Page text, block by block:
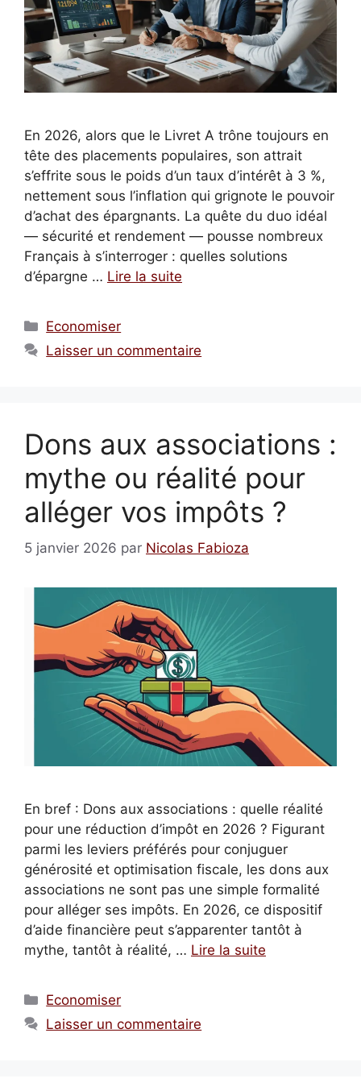
En 2026, alors que le Livret A trône toujours en
tête des placements populaires, son attrait
s’effrite sous le poids d’un taux d’intérêt à 3 %,
nettement sous l’inflation qui grignote le pouvoir
d’achat des épargnants. La quête du duo idéal
— sécurité et rendement — pousse nombreux
Français à s’interroger : quelles solutions
d’épargne … Lire la suite
Catégories
Economiser
Laisser un commentaire
Dons aux associations :
mythe ou réalité pour
alléger vos impôts ?
5 janvier 2026 par Nicolas Fabioza
En bref : Dons aux associations : quelle réalité
pour une réduction d’impôt en 2026 ? Figurant
parmi les leviers préférés pour conjuguer
générosité et optimisation fiscale, les dons aux
associations ne sont pas une simple formalité
pour alléger ses impôts. En 2026, ce dispositif
d’aide financière peut s’apparenter tantôt à
mythe, tantôt à réalité, … Lire la suite
Catégories
Economiser
Laisser un commentaire